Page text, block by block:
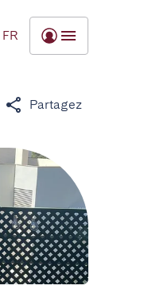
FR
Partagez